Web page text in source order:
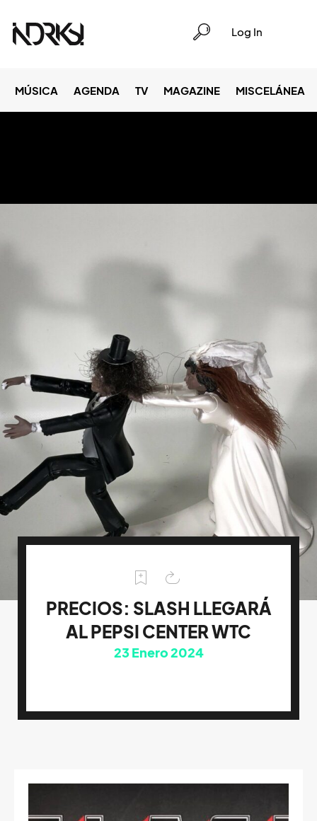
Log In
MÚSICA AGENDA TV MAGAZINE MISCELÁNEA
PRECIOS: SLASH LLEGARÁ
AL PEPSI CENTER WTC
23Enero 2024